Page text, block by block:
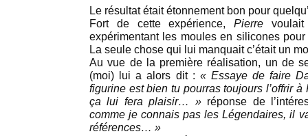
Le résultat était étonnement bon pour
Fort de cette expérience,Pierre
expérimentant les moules en silicones
La seule chose qui lui manquait c’était un
Au vue de la première réalisation, un de
(moi) lui a alors dit : « Essaye de faire
figurine est bien tu pourras toujours l’offrir
ça lui fera plaisir… »réponse de
comme je connais pas les Légendaires, il
références… »